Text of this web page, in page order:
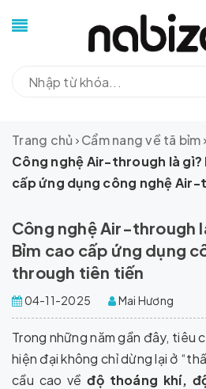
Trang chủ
Cẩm nang về tã bỉm
Công nghệ Air-through là gì?
cấp ứng dụng công nghệ
Công nghệ Air-through
Bỉm cao cấp ứng dụng
through tiên tiến
04-11-2025 Mai Hương
Trong những năm gần đây, tiêu
hiện đại không chỉ dừng lại ở
cầu cao vềđộ thoáng khí,